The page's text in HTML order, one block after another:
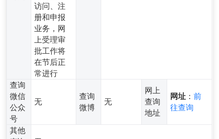
访问、注
册和申报
业务，网
上受理审
批工作将
在节后正
常进行
查询
微信
公众
号
无
查询
微博
无
网上
查询
地址
网址 ：前
往查询
其他